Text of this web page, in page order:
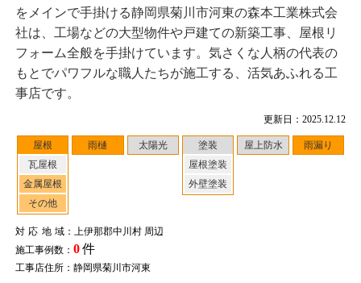
更新日：2025.12.12
屋根
瓦屋根
金属屋根
その他
雨樋 太陽光
塗装
屋根塗装
外壁塗装
屋上防水 雨漏り
対応地域：上伊那郡中川村 周辺
施工事例数： 0件
工事店住所：静岡県菊川市河東
をメインで手掛ける静岡県菊川市河東の森本工業株式会
社は、工場などの大型物件や戸建ての新築工事、屋根リ
フォーム全般を手掛けています。気さくな人柄の代表の
もとでパワフルな職人たちが施工する、活気あふれる工
事店です。